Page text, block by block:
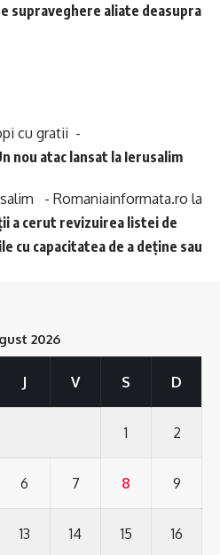
supraveghere aliate deasupra
cu gratii -
nou atac lansat la Ierusalim
- Romaniainformata.ro la
a cerut revizuirea listei de
cu capacitatea de a deține sau
2026
J V S D
1 2
6 7 8 9
13 14 15 16